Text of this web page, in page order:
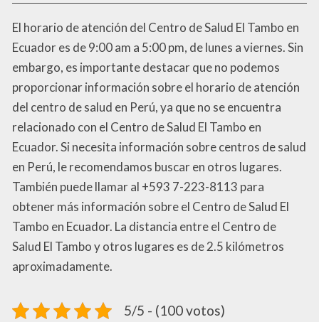
El horario de atención del Centro de Salud El Tambo en
Ecuador es de 9:00 am a 5:00 pm, de lunes a viernes. Sin
embargo, es importante destacar que no podemos
proporcionar información sobre el horario de atención
del centro de salud en Perú, ya que no se encuentra
relacionado con el Centro de Salud El Tambo en
Ecuador. Si necesita información sobre centros de salud
en Perú, le recomendamos buscar en otros lugares.
También puede llamar al +593 7-223-8113 para
obtener más información sobre el Centro de Salud El
Tambo en Ecuador. La distancia entre el Centro de
Salud El Tambo y otros lugares es de 2.5 kilómetros
aproximadamente.
5/5 - (100 votos)